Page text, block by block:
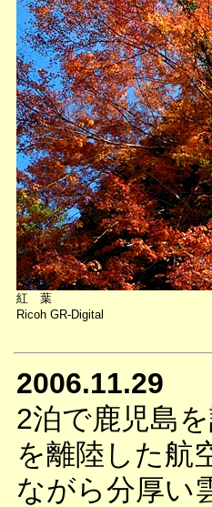
紅 葉
Ricoh GR-Digital
2006.11.29
2泊で鹿児島
を離陸した航
ながら分厚い